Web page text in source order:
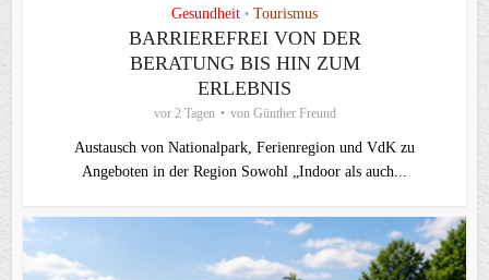
Gesundheit • Tourismus
BARRIEREFREI VON DER
BERATUNG BIS HIN ZUM
ERLEBNIS
vor 2 Tagen von Günther Freund
Austausch von Nationalpark, Ferienregion und VdK zu
Angeboten in der Region Sowohl „Indoor als auch...